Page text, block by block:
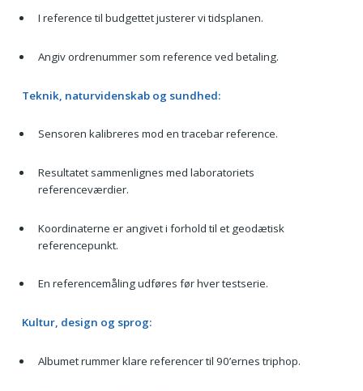
I reference til budgettet justerer vi tidsplanen.
Angiv ordrenummer som reference ved betaling.
Teknik, naturvidenskab og sundhed:
Sensoren kalibreres mod en tracebar reference.
Resultatet sammenlignes med laboratoriets
referenceværdier.
Koordinaterne er angivet i forhold til et geodætisk
referencepunkt.
En referencemåling udføres før hver testserie.
Kultur, design og sprog:
Albumet rummer klare referencer til 90’ernes triphop.